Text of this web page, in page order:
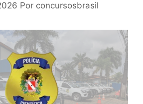
Por concursosbrasil